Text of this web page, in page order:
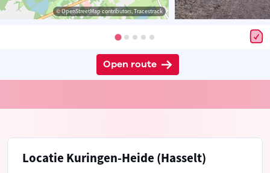
© OpenStreetMap contributors, Tracestrack
Open route
Locatie Kuringen-Heide (Hasselt)